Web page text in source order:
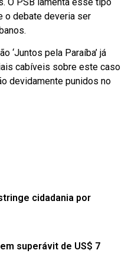
o debate deveria ser
‘Juntos pela Paraíba’ já
cabíveis sobre este caso
devidamente punidos no
cidadania por
superávit de US$ 7